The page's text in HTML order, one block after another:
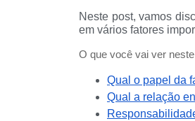
Neste post, vamos
em vários fatores
O que você vai ver
Qual o papel da
Qual a relação